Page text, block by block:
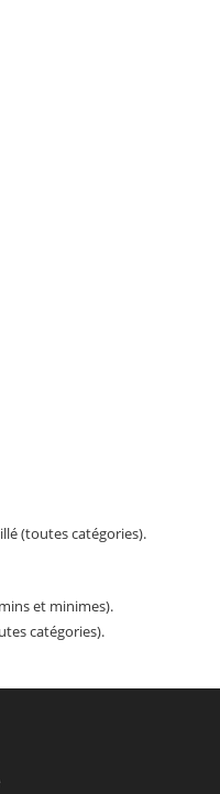
(toutes catégories).
et minimes).
catégories).